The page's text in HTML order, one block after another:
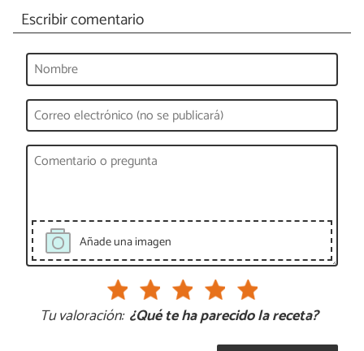
Escribir comentario
Añade una imagen
Tu valoración: ¿Qué te ha parecido la receta?